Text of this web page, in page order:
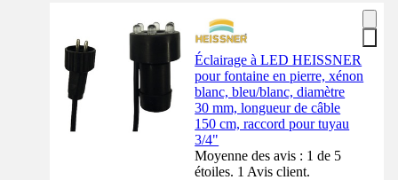
Éclairage à LED HEISSNER
pour fontaine en pierre, xénon
blanc, bleu/blanc, diamètre
30 mm, longueur de câble
150 cm, raccord pour tuyau
3/4"
Moyenne des avis : 1 de 5
étoiles. 1 Avis client.